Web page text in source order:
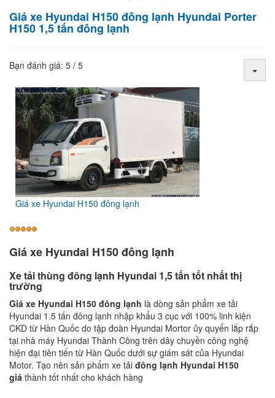
Giá xe Hyundai H150 đông lạnh Hyundai Porter
H150 1,5 tấn đông lạnh
Giá xe Hyundai H150 đông lạnh
Bạn đánh giá: 5 / 5
Giá xe Hyundai H150 đông lạnh
Xe tải thùng đông lạnh Hyundai 1,5 tấn tốt nhất thị
trường
Giá xe Hyundai H150 đông lạnh là dòng sản phẩm xe tải
Hyundai 1.5 tấn đông lạnh nhập khẩu 3 cục với 100% linh kiện
CKD từ Hàn Quốc do tập đoàn Hyundai Mortor ủy quyển lắp rắp
tại nhà máy Hyundai Thành Công trên dây chuyền công nghệ
hiện đại tiên tiến từ Hàn Quốc dưới sự giám sát của Hyundai
Motor. Tạo nên sản phẩm xe tải đông lạnh Hyundai H150
giá thành tốt nhất cho khách hàng